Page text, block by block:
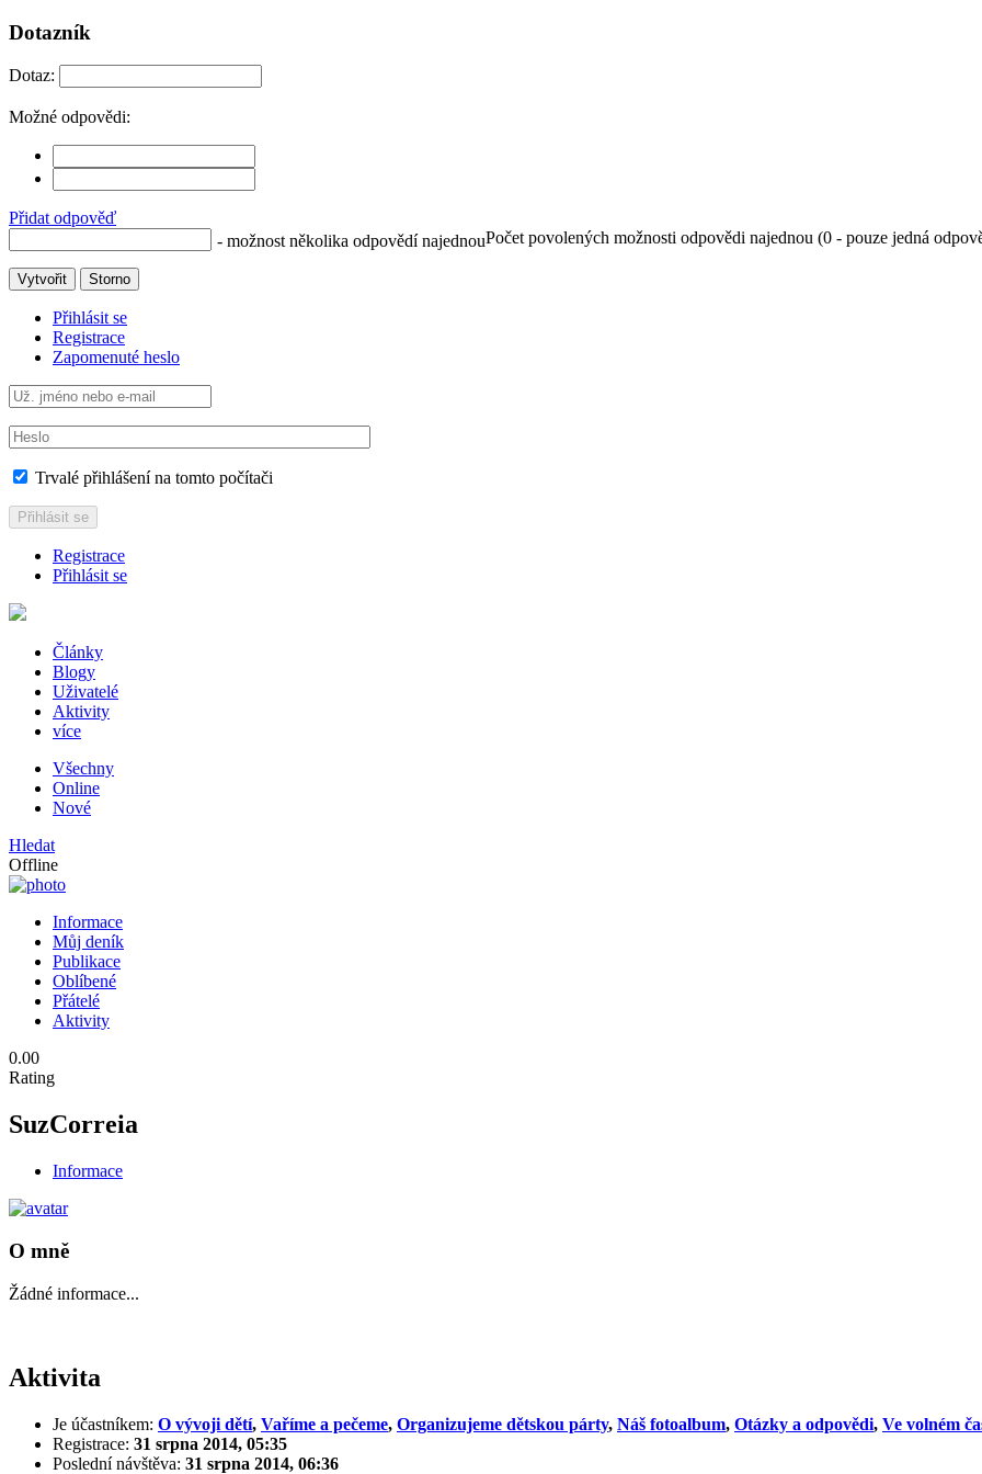
Dotazník
Dotaz:
Možné odpovědi:
Přidat odpověď
- možnost několika odpovědí najednouPočet povolených možnosti odpovědi najednou (0 - pouze jedná
Vytvořit Storno
Přihlásit se
Registrace
Zapomenuté heslo
Trvalé přihlášení na tomto počítači
Přihlásit se
Registrace
Přihlásit se
Články
Blogy
Uživatelé
Aktivity
více
Všechny
Online
Nové
Hledat
Offline
Informace
Můj deník
Publikace
Oblíbené
Přátelé
Aktivity
0.00
Rating
SuzCorreia
Informace
O mně
Žádné informace...
Aktivita
Je účastníkem: O vývoji dětí, Vaříme a pečeme, Organizujeme dětskou párty, Náš fotoalbum, Otázky a odpovědi, Ve volném
Registrace: 31 srpna 2014, 05:35
Poslední návštěva: 31 srpna 2014, 06:36